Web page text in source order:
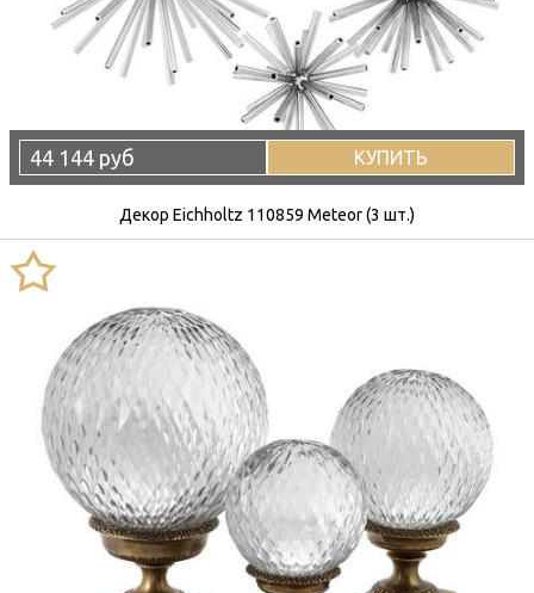
44 144 руб КУПИТЬ
Декор Eichholtz 110859 Meteor (3 шт.)